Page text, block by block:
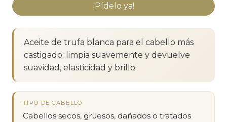
¡Pídelo ya!
Aceite de trufa blanca para el cabello más
castigado: limpia suavemente y devuelve
suavidad, elasticidad y brillo.
TIPO DE CABELLO
Cabellos secos, gruesos, dañados o tratados